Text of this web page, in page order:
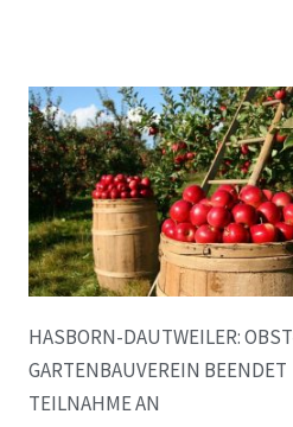
HASBORN-DAUTWEILER:
GARTENBAUVEREIN BEENDET
TEILNAHME AN